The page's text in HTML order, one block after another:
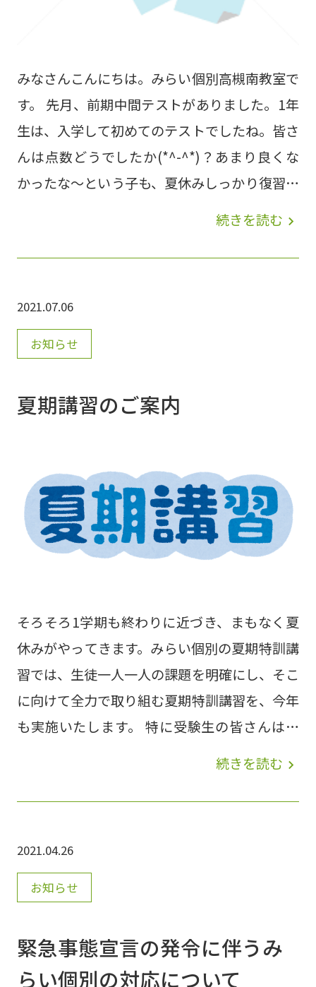
みなさんこんにちは。みらい個別高槻南教室で
す。 先月、前期中間テストがありました。1年
生は、入学して初めてのテストでしたね。皆さ
んは点数どうでしたか(*^-^*)？あまり良くな
かったな～という子も、夏休みしっかり復習し
ゃおうと思います( *´艸｀) みらい個別では、
の夏、一緒に本気で頑張りませんか？夏期講習
も申し込み受付中です(*^^)v
続きを読む navigate_next
2021.07.06
お知らせ
夏期講習のご案内
そろそろ1学期も終わりに近づき、まもなく夏
休みがやってきます。みらい個別の夏期特訓講
習では、生徒一人一人の課題を明確にし、そこ
に向けて全力で取り組む夏期特訓講習を、今年
も実施いたします。 特に受験生の皆さんは、
受験に向けて基礎事項を振り返り、そこから入
要です。特に苦手な単元から順次復習を行い、
個別授業ならではの個人カウンセリングでひと
り一人の課題や目標をしっかりと共有を行い、
す！５科目をバランスよく復習していくので安
心です。 中学１・２年のみなさんは、夏休み
続きを読む navigate_next
2021.04.26
お知らせ
緊急事態宣言の発令に伴うみ
らい個別の対応について